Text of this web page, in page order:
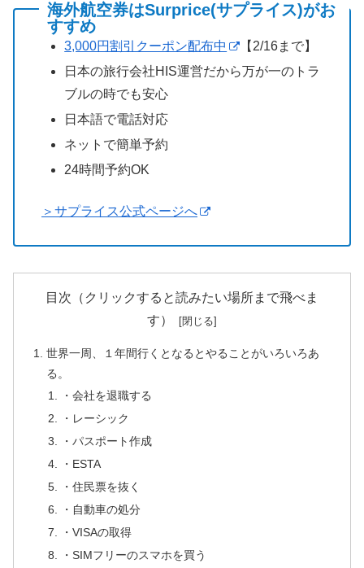
海外航空券はSurprice(サプライス)がお
すすめ
3,000円割引クーポン配布中
【2/16まで】
日本の旅行会社HIS運営だから万が一のトラ
ブルの時でも安心
日本語で電話対応
ネットで簡単予約
24時間予約OK
＞サプライス公式ページへ
目次（クリックすると読みたい場所まで飛べま
す）
世界一周、１年間行くとなるとやることがいろいろあ
る。
・会社を退職する
・レーシック
・パスポート作成
・ESTA
・住民票を抜く
・自動車の処分
・VISAの取得
・SIMフリーのスマホを買う